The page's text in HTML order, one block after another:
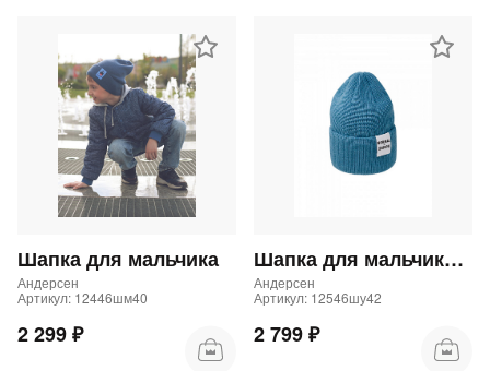
Шапка для мальчика
Андерсен
Артикул: 12446шм40
2 299 ₽
Шапка для мальчика и девочки
Андерсен
Артикул: 12546шу42
2 799 ₽